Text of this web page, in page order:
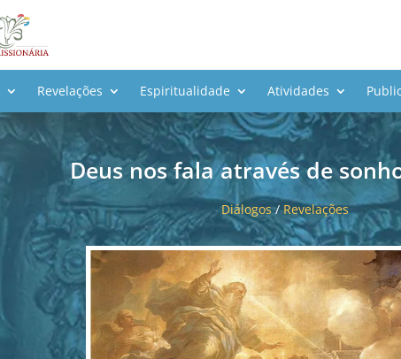
Revelações Espiritualidade Atividades
Deus nos fala através de
Diálogos/Revelações